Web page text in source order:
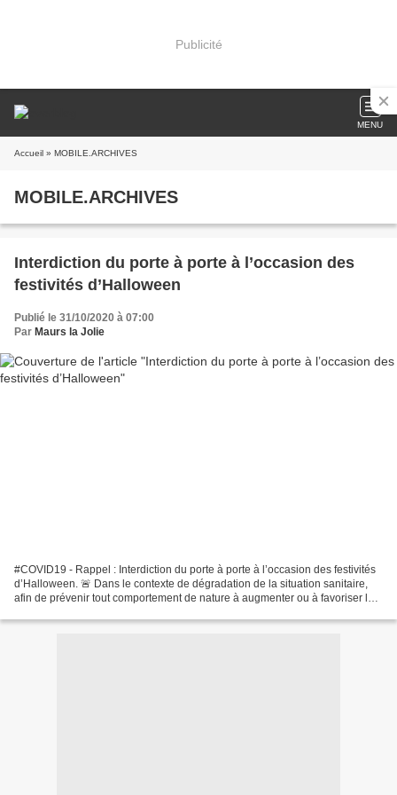
Publicité
MENU
Accueil » MOBILE.ARCHIVES
MOBILE.ARCHIVES
Interdiction du porte à porte à l’occasion des
festivités d’Halloween
Publié le 31/10/2020 à 07:00
Par Maurs la Jolie
#COVID19 - Rappel : Interdiction du porte à porte à l’occasion des festivités
d’Halloween. 🚨 Dans le contexte de dégradation de la situation sanitaire,
afin de prévenir tout comportement de nature à augmenter ou à favoriser les